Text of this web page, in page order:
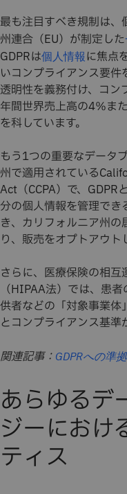
最も注目すべき規制は、
州連合（EU）が制定した
GDPRは個人情報 に焦点
いコンプライアンス要件
透明性を義務付け、コン
年間世界売上高の4％ま
を科しています。
もう1つの重要なデータ
州で適用されている
Act（CCPA）で、GDPR
分の個人情報を管理でき
き、カリフォルニア州
り、販売をオプトアウト
さらに、医療保険の相
（HIPAA法）では、患
供者などの「対象事業体
とコンプライアンス基準
関連記事： GDPRへの準
あらゆるデ
ジーにおけ
ティス